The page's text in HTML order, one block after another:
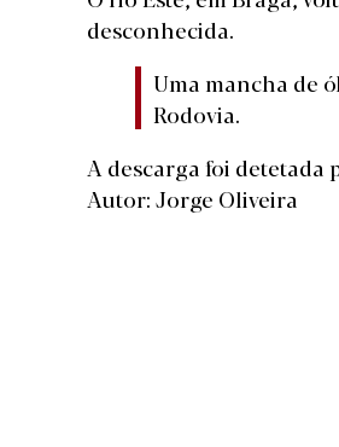
desconhecida.
Uma mancha de
Rodovia.
A descarga foi detetada
Autor: Jorge Oliveira